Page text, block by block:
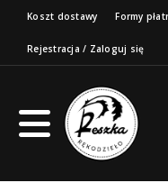
Koszt dostawy Formy
Rejestracja / Zaloguj się